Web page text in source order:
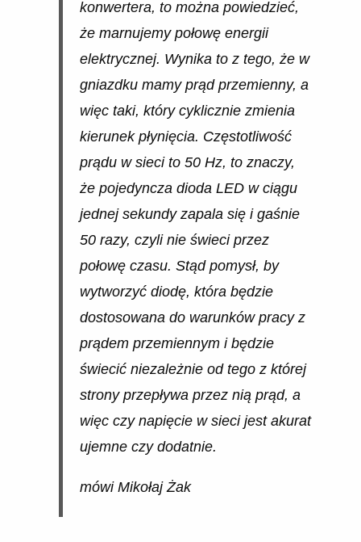
konwertera, to można powiedzieć,
że marnujemy połowę energii
elektrycznej. Wynika to z tego, że w
gniazdku mamy prąd przemienny, a
więc taki, który cyklicznie zmienia
kierunek płynięcia. Częstotliwość
prądu w sieci to 50 Hz, to znaczy,
że pojedyncza dioda LED w ciągu
jednej sekundy zapala się i gaśnie
50 razy, czyli nie świeci przez
połowę czasu. Stąd pomysł, by
wytworzyć diodę, która będzie
dostosowana do warunków pracy z
prądem przemiennym i będzie
świecić niezależnie od tego z której
strony przepływa przez nią prąd, a
więc czy napięcie w sieci jest akurat
ujemne czy dodatnie.
mówi Mikołaj Żak